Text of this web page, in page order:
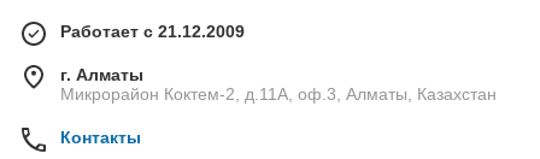
Работает с 21.12.2009
г. Алматы
Микрорайон Коктем-2, д.11А, оф.3, Алматы, Казахстан
Контакты